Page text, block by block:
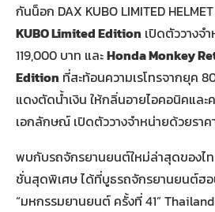
กันน็อก DAX KUBO LIMITED
KUBO Limited Edition เปิดตัววางจ
119,000 บาท และHonda Monkey
Edition ที่สะท้อนความเรโทรจากยุค
แดงตัดน้ำเงิน ให้กลิ่นอายไอคอนิคและ
เอกลักษณ์ เปิดตัววางจำหน่ายด้วยราค
พบกับรถจักรยานยนต์ใหม่ล่าสุดของไ
ชั่นสุดพิเศษ ได้ที่บูธรถจักรยานยนต์ฮอ
“มหกรรมยานยนต์ ครั้งที่ 41”